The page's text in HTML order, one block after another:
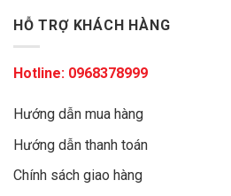
HỖ TRỢ KHÁCH HÀNG
Hotline: 0968378999
Hướng dẫn mua hàng
Hướng dẫn thanh toán
Chính sách giao hàng